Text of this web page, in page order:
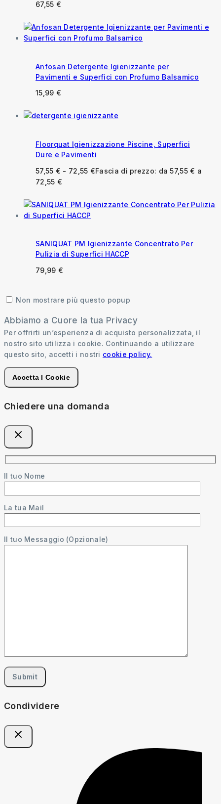
67,55 €
Anfosan Detergente Igienizzante per
Pavimenti e Superfici con Profumo Balsamico
15,99 €
Floorquat Igienizzazione Piscine, Superfici
Dure e Pavimenti
57,55 € - 72,55 €Fascia di prezzo: da 57,55 € a
72,55 €
SANIQUAT PM Igienizzante Concentrato Per
Pulizia di Superfici HACCP
79,99 €
Non mostrare più questo popup
Abbiamo a Cuore la tua Privacy
Per offrirti un’esperienza di acquisto personalizzata, il
nostro sito utilizza i cookie. Continuando a utilizzare
questo sito, accetti i nostri cookie policy.
Accetta I Cookie
Chiedere una domanda
Il tuo Nome
La tua Mail
Il tuo Messaggio (Opzionale)
Condividere